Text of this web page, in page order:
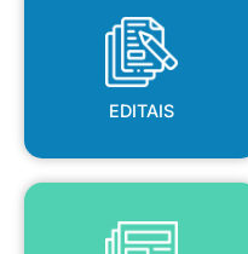
EDITAIS
EDITAIS
JORNAL OFICIAL